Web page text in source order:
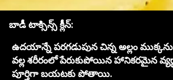
బాడీ టాక్సిన్స్ క్లీన్:
ఉదయాన్నే పరగడుపున చిన్న అల్లం
వల్ల శరీరంలో పేరుకుపోయిన హానికరమైన
పూర్తిగా బయటకు పోతాయి.